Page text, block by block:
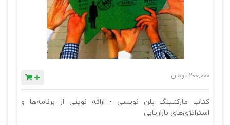
200,000 تومان
کتاب مارکتینگ پلن نویسی - ارائه نوینی از برنامه‌ها و
استراتژی‌های بازاریابی